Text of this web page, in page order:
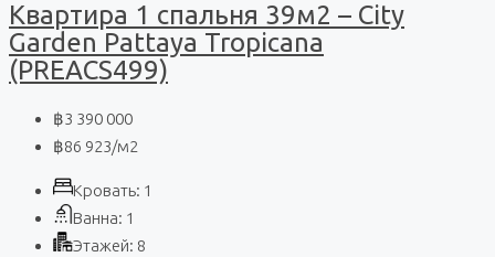
Квартира 1 спальня 39м2 – City
Garden Pattaya Tropicana
(PREACS499)
฿3 390 000
฿86 923/м2
Кровать: 1
Ванна: 1
Этажей: 8